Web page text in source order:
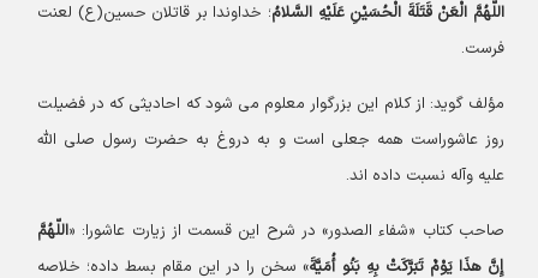
اللّهُمَّ الْعَنْ قَتَلَةَ الْحُسَیْنِ عَلَیْهِ السَّلامُ؛ خداوندا بر قاتلان حسین(ع) لعنت
فرست.
مؤلف گوید: از کلام این بزرگوار معلوم می شود که احادیثی که در فضیلت
روز عاشوراست همه جعلی است و به دروغ به حضرت رسول صلی الله
علیه وآله نسبت داده اند.
صاحب کتاب «شفاء الصدور» در شرح این قسمت از زیارت عاشورا: « اللّهُمَّ
إِنَّ هذَا یَوْمٌ تَبَرَّکَتْ بِهِ بَنُو أُمَیَّةَ» سخن را در این مقام بسط داده؛ خلاصه